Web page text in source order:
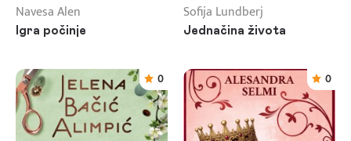
Navesa Alen
Igra počinje
Sofija Lundberj
Jednačina života
0 0